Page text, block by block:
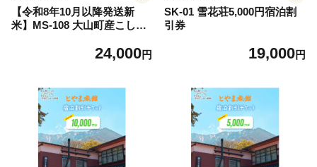
【令和8年10月以降発送新
米】MS-108 大山町産こしひ
と「玄米」セット（各5kg 計
24,000円
SK-01 雪花荘5,000円宿泊割
引券
19,000円